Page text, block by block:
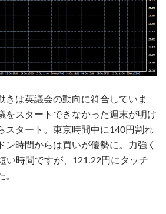
きは英議会の動向に符合していま
をスタートできなかった週末が明け
スタート。東京時間中に140円割れ
ン時間からは買いが優勢に。力強く
い時間ですが、121.22円にタッチ
。